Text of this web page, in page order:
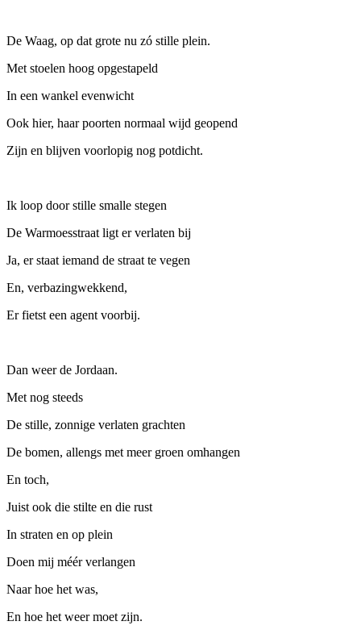
De Waag, op dat grote nu zó stille plein.
Met stoelen hoog opgestapeld
In een wankel evenwicht
Ook hier, haar poorten normaal wijd geopend
Zijn en blijven voorlopig nog potdicht.
Ik loop door stille smalle stegen
De Warmoesstraat ligt er verlaten bij
Ja, er staat iemand de straat te vegen
En, verbazingwekkend,
Er fietst een agent voorbij.
Dan weer de Jordaan.
Met nog steeds
De stille, zonnige verlaten grachten
De bomen, allengs met meer groen omhangen
En toch,
Juist ook die stilte en die rust
In straten en op plein
Doen mij méér verlangen
Naar hoe het was,
En hoe het weer moet zijn.